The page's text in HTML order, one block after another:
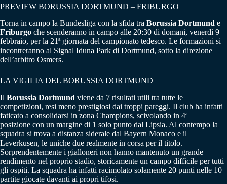
PREVIEW BORUSSIA DORTMUND – FRIBURGO
Torna in campo la Bundesliga con la sfida tra Borussia Dortmund e
Friburgo che scenderanno in campo alle 20:30 di domani, venerdì 9
febbraio, per la 21ª giornata del campionato tedesco. Le formazioni si
incontreranno al Signal Iduna Park di Dortmund, sotto la direzione
dell’arbitro Osmers.
LA VIGILIA DEL BORUSSIA DORTMUND
Il Borussia Dortmund viene da 7 risultati utili tra tutte le
competizioni, resi meno prestigiosi dai troppi pareggi. Il club ha infatti
faticato a consolidarsi in zona Champions, scivolando in 4ª
posizione con un margine di 1 solo punto dal Lipsia. Al contempo la
squadra si trova a distanza siderale dal Bayern Monaco e il
Leverkusen, le uniche due realmente in corsa per il titolo.
Sorprendentemente i gialloneri non hanno mantenuto un grande
rendimento nel proprio stadio, storicamente un campo difficile per tutti
gli ospiti. La squadra ha infatti racimolato solamente 20 punti nelle 10
partite giocate davanti ai propri tifosi.